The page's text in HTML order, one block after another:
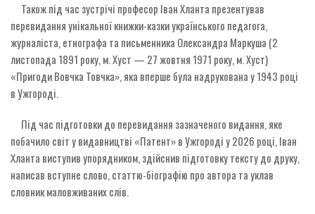
Також під час зустрічі професор Іван Хланта презентував
перевидання унікальної книжки-казки українського педагога,
журналіста, етнографа та письменника Олександра Маркуша (2
листопада 1891 року, м. Хуст — 27 жовтня 1971 року, м. Хуст)
«Пригоди Вовчка Товчка», яка вперше була надрукована у 1943 році
в Ужгороді.
Під час підготовки до перевидання зазначеного видання, яке
побачило світ у видавництві «Патент» в Ужгороді у 2026 році, Іван
Хланта виступив упорядником, здійснив підготовку тексту до друку,
написав вступне слово, статтю-біографію про автора та уклав
словник маловживаних слів.